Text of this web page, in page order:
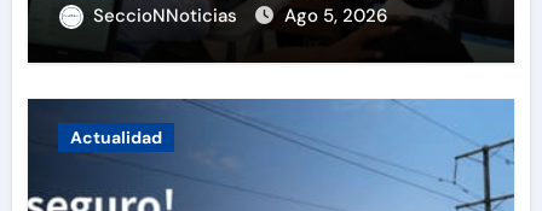
SeccioNNoticias Ago 5, 2026
Actualidad